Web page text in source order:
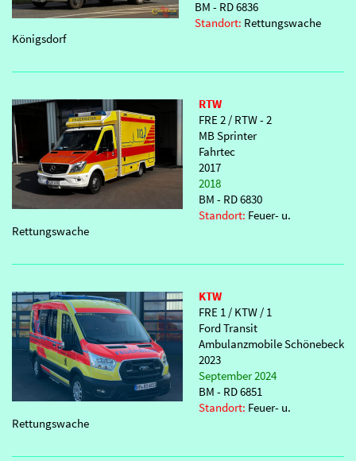
BM - RD 6836
Standort: Rettungswache
Königsdorf
RTW
FRE 2 / RTW - 2
MB Sprinter
Fahrtec
2017
2018
BM - RD 6830
Standort: Feuer- u.
Rettungswache
KTW
FRE 1 / KTW / 1
Ford Transit
Ambulanzmobile Schönebeck
2023
September 2024
BM - RD 6851
Standort: Feuer- u.
Rettungswache